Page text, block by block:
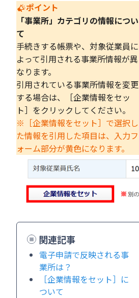
ポイント
「事業所」カテゴリの情報につい
て
手続きする帳票や、対象従業員に
よって引用される事業所情報が異
なります。
引用されている事業所情報を変更
する場合は、［企業情報をセッ
ト］をクリックしてください。
※［企業情報をセット］で選択し
た情報を引用した項目は、入力フ
ォーム部分が黄色になります。
関連記事
電子申請で反映される事
業所は？
［企業情報をセット］に
ついて